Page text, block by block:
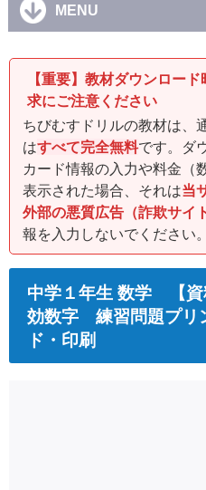
MENU
【重要】教材ダウンロー
求にご注意ください
ちびむすドリルの教材は、
はすべて完全無料です。ダ
カード情報の入力や料金（
表示された場合、それは当
外部の悪質広告（詐欺サイト
報を入力しないでください。
中学１年生 数学 【資
効数字 練習問題プリ
ド・印刷